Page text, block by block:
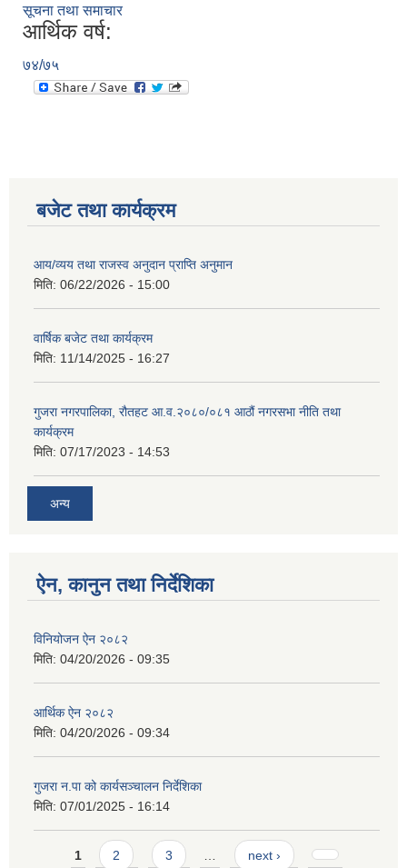
सूचना तथा समाचार
आर्थिक वर्ष:
७४/७५
बजेट तथा कार्यक्रम
आय/व्यय तथा राजस्व अनुदान प्राप्ति अनुमान
मिति: 06/22/2026 - 15:00
वार्षिक बजेट तथा कार्यक्रम
मिति: 11/14/2025 - 16:27
गुजरा नगरपालिका, रौतहट आ.व.२०८०/०८१ आठौं नगरसभा नीति तथा
कार्यक्रम
मिति: 07/17/2023 - 14:53
अन्य
ऐन, कानुन तथा निर्देशिका
विनियोजन ऐन २०८२
मिति: 04/20/2026 - 09:35
आर्थिक ऐन २०८२
मिति: 04/20/2026 - 09:34
गुजरा न.पा को कार्यसञ्चालन निर्देशिका
मिति: 07/01/2025 - 16:14
Pages
1 2 3 … next ›